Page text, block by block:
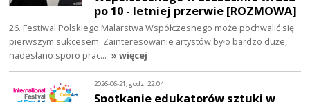
po 10 - letniej przerwie [ROZMOWA]
26. Festiwal Polskiego Malarstwa Współczesnego może pochwalić się
pierwszym sukcesem. Zainteresowanie artystów było bardzo duże,
nadesłano sporo prac… » więcej
2026-06-21, godz. 22:04
Spotkanie edukatorów sztuki w